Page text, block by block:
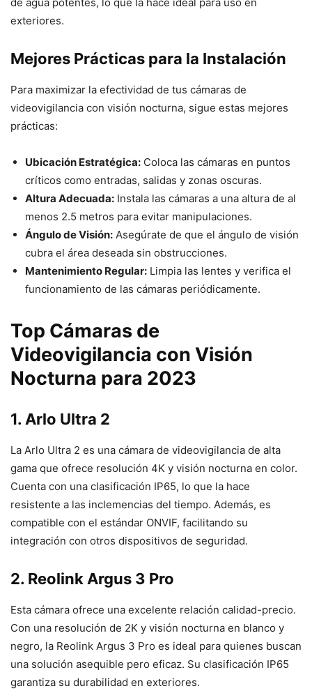
exteriores.
Mejores Prácticas para la Instalación
Para maximizar la efectividad de tus cámaras de
videovigilancia con visión nocturna, sigue estas mejores
prácticas:
Ubicación Estratégica: Coloca las cámaras en puntos
críticos como entradas, salidas y zonas oscuras.
Altura Adecuada: Instala las cámaras a una altura de al
menos 2.5 metros para evitar manipulaciones.
Ángulo de Visión: Asegúrate de que el ángulo de visión
cubra el área deseada sin obstrucciones.
Mantenimiento Regular: Limpia las lentes y verifica el
funcionamiento de las cámaras periódicamente.
Top Cámaras de
Videovigilancia con Visión
Nocturna para 2023
1. Arlo Ultra 2
La Arlo Ultra 2 es una cámara de videovigilancia de alta
gama que ofrece resolución 4K y visión nocturna en color.
Cuenta con una clasificación IP65, lo que la hace
resistente a las inclemencias del tiempo. Además, es
compatible con el estándar ONVIF, facilitando su
integración con otros dispositivos de seguridad.
2. Reolink Argus 3 Pro
Esta cámara ofrece una excelente relación calidad-precio.
Con una resolución de 2K y visión nocturna en blanco y
negro, la Reolink Argus 3 Pro es ideal para quienes buscan
una solución asequible pero eficaz. Su clasificación IP65
garantiza su durabilidad en exteriores.